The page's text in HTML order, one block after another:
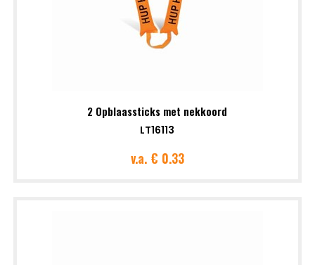
2 Opblaassticks met nekkoord
LT16113
v.a.€ 0.33